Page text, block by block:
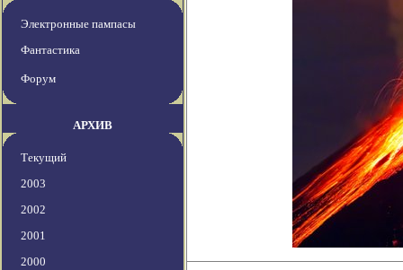
Электронные пампасы
Фантастика
Форум
АРХИВ
Текущий
2003
2002
2001
2000